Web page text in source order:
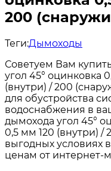
200
Теги:Дымоходы
Советуем Вам
угол 45° оцинковка
(внутри) / 200
для обустройства
водоснабжения в
дымохода угол 45°
0,5 мм 120 (внутри) /
выгодных условиях
ценам от интернет-